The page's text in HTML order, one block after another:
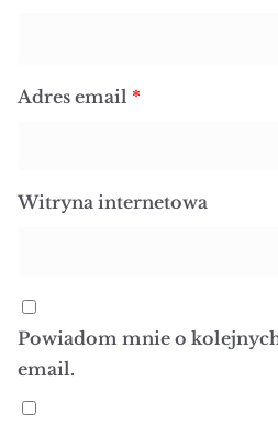
Adres email *
Witryna internetowa
Powiadom mnie o
email.